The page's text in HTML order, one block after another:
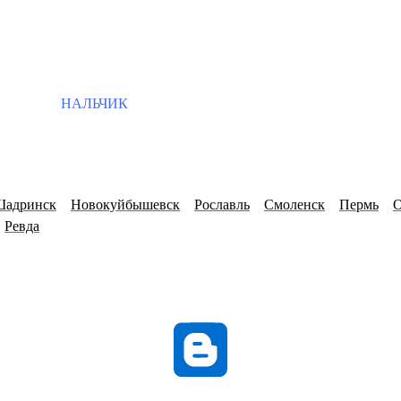
НАЛЬЧИК
Новокуйбышевск Рославль Смоленск Пермь
Ревда